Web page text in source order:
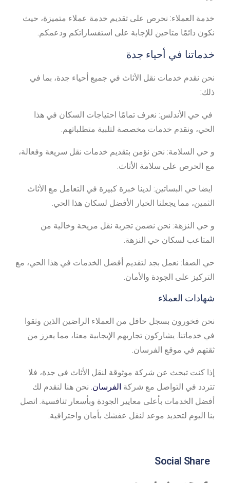
خدمة العملاء: نحرص على تقديم خدمة عملاء متميزة، حيث
نكون دائمًا متاحين للإجابة على استفساراتكم ودعمكم.
خدماتنا في أحياء جدة
نحن نقدم خدمات نقل الأثاث في جميع أحياء جدة، بما في
ذلك:
في حي الأندلس: نعرف تمامًا احتياجات السكان في هذا
الحي، ونقدم خدمات مخصصة لتلبية متطلباتهم.
و حي السلامة: نحن نؤمن بتقديم خدمات نقل سريعة وفعالة،
مع الحرص على سلامة الأثاث.
ايضا حي البساتين: لدينا خبرة كبيرة في التعامل مع الأثاث
الثمين، مما يجعلنا الخيار الأفضل لسكان هذا الحي.
و حي النزهة: نحن نضمن تجربة نقل مريحة وخالية من
المتاعب لسكان حي النزهة.
حي الصفا: نعمل بجد لتقديم أفضل الخدمات في هذا الحي، مع
التركيز على الجودة والأمان.
شهادات العملاء
نحن فخورون بسجل حافل من العملاء الراضين الذين وثقوا
في خدماتنا. يشاركون تجاربهم الإيجابية معنا، مما يعزز من
ثقتهم في موقع الفرسان.
إذا كنت تبحث عن شركة موثوقة لنقل الأثاث في جدة، فلا
تتردد في التواصل مع شركة الفرسان . نحن هنا لنقدم لك
أفضل الخدمات بأعلى معايير الجودة وبأسعار تنافسية. اتصل
بنا اليوم لتحديد موعد لنقل عفشك بأمان واحترافية.
Social Share